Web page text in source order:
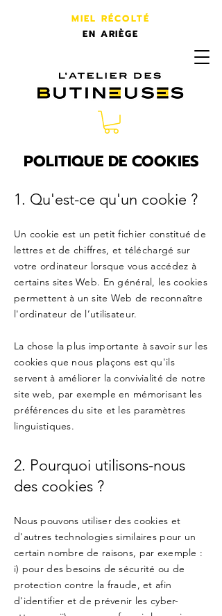
MIEL RÉCOLTÉ
EN ARIÈGE
L'atelier des butineuses
POLITIQUE DE COOKIES
1. Qu'est-ce qu'un cookie ?
Un cookie est un petit fichier constitué de
lettres et de chiffres, et téléchargé sur
votre ordinateur lorsque vous accédez à
certains sites Web. En général, les cookies
permettent à un site Web de reconnaître
l'ordinateur de l’utilisateur.
La chose la plus importante à savoir sur les
cookies que nous plaçons est qu'ils
servent à améliorer la convivialité de notre
site web, par exemple en mémorisant les
préférences du site et les paramètres
linguistiques.
2. Pourquoi utilisons-nous
des cookies ?
Nous pouvons utiliser des cookies et
d'autres technologies similaires pour un
certain nombre de raisons, par exemple :
i) pour des besoins de sécurité ou de
protection contre la fraude, et afin
d'identifier et de prévenir les cyber-